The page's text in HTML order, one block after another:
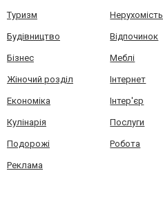
Туризм Нерухомість
Будівництво Відпочинок
Бізнес Меблі
Жіночий розділ Інтернет
Економіка Інтер'єр
Кулінарія Послуги
Подорожі Робота
Реклама